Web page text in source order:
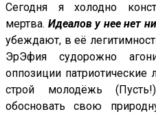
Сегодня я холодно
мертва. Идеалов у нее нет
убеждают, в её
ЭрЭфия судорожно
оппозиции патриотические
строй молодёжь
обосновать свою